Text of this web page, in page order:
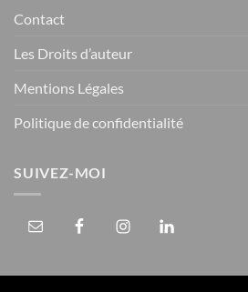
Contact
Les Droits d’auteur
Mentions Légales
Politique de confidentialité
SUIVEZ-MOI